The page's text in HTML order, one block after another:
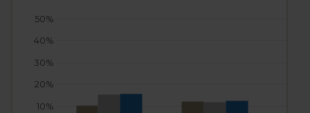
10%
20%
30%
40%
50%